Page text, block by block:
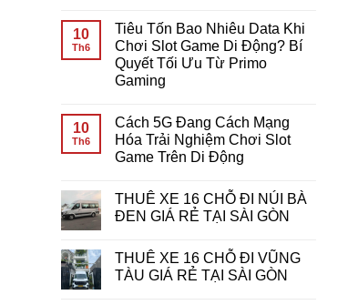
Giải
Đáp
Chi
Tiết
Cho
Game
Cầu
Cược
Vòng
Quay
Miễn
Phí:
Tối
Ưu
Hóa
Lợi
Nhuận
game
bình
luận
ở
Chinh
Phục
Giải
Bí
Kíp
Chiến
Thắng
Slot
Tại
PHPUB
10
Th6
Tiêu Tốn Bao Nhiêu Data Khi
Chơi Slot Game Di Động? Bí
Quyết Tối Ưu Từ Primo
Gaming
bình
luận
ở
Tiêu
Nhiêu
Data
Khi
Game
Di
Động?
10
Th6
Cách 5G Đang Cách Mạng
Hóa Trải Nghiệm Chơi Slot
Game Trên Di Động
bình
luận
ở
Đang
Cách
Mạng
THUÊ XE 16 CHỖ ĐI NÚI BÀ
ĐEN GIÁ RẺ TẠI SÀI GÒN
bình
luận
ở
THUÊ XE 16 CHỖ ĐI VŨNG
TÀU GIÁ RẺ TẠI SÀI GÒN